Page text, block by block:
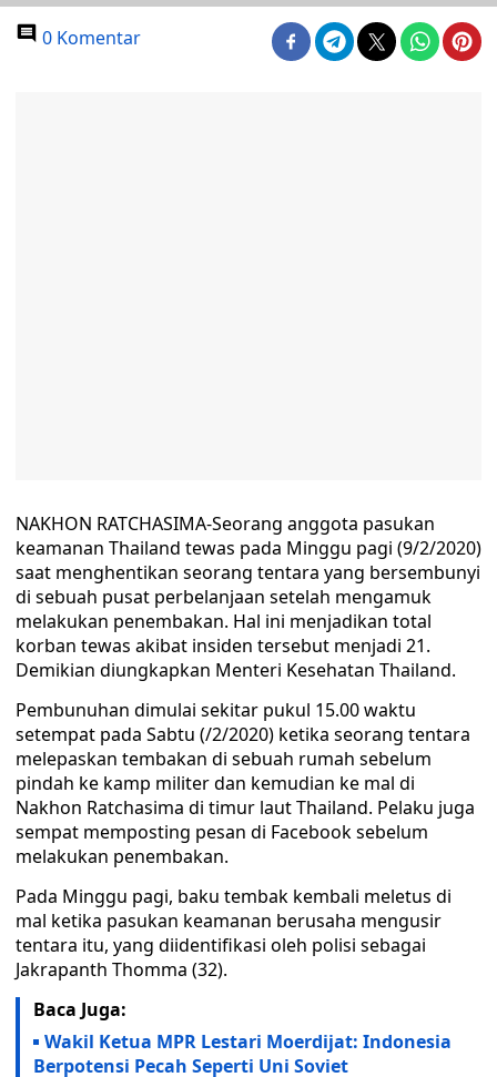
0 Komentar
NAKHON RATCHASIMA-Seorang anggota pasukan
keamanan Thailand tewas pada Minggu pagi (9/2/2020)
saat menghentikan seorang tentara yang bersembunyi
di sebuah pusat perbelanjaan setelah mengamuk
melakukan penembakan. Hal ini menjadikan total
korban tewas akibat insiden tersebut menjadi 21.
Demikian diungkapkan Menteri Kesehatan Thailand.
Pembunuhan dimulai sekitar pukul 15.00 waktu
setempat pada Sabtu (/2/2020) ketika seorang tentara
melepaskan tembakan di sebuah rumah sebelum
pindah ke kamp militer dan kemudian ke mal di
Nakhon Ratchasima di timur laut Thailand. Pelaku juga
sempat memposting pesan di Facebook sebelum
melakukan penembakan.
Pada Minggu pagi, baku tembak kembali meletus di
mal ketika pasukan keamanan berusaha mengusir
tentara itu, yang diidentifikasi oleh polisi sebagai
Jakrapanth Thomma (32).
Baca Juga:
Wakil Ketua MPR Lestari Moerdijat: Indonesia
Berpotensi Pecah Seperti Uni Soviet